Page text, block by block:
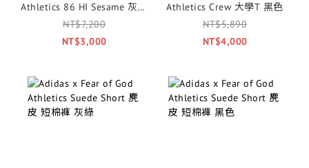
Athletics 86 HI Sesame 灰褐
色 IF6683
NT$7,200
NT$3,000
Athletics Crew 大學T 黑色
NT$5,890
NT$4,000